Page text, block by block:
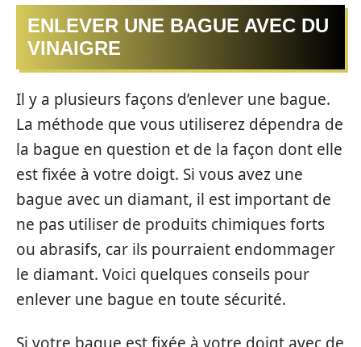
ENLEVER UNE BAGUE AVEC DU
VINAIGRE
Il y a plusieurs façons d’enlever une bague.
La méthode que vous utiliserez dépendra de
la bague en question et de la façon dont elle
est fixée à votre doigt. Si vous avez une
bague avec un diamant, il est important de
ne pas utiliser de produits chimiques forts
ou abrasifs, car ils pourraient endommager
le diamant. Voici quelques conseils pour
enlever une bague en toute sécurité.